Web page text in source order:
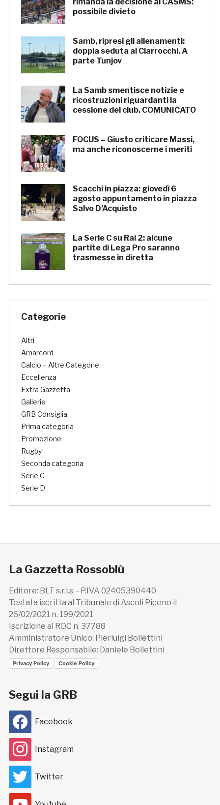
rimanda la decisione al CASMS:
possibile divieto
Samb, ripresi gli allenamenti:
doppia seduta al Ciarrocchi. A
parte Tunjov
La Samb smentisce notizie e
ricostruzioni riguardanti la
cessione del club. COMUNICATO
FOCUS – Giusto criticare Massi,
ma anche riconoscerne i meriti
Scacchi in piazza: giovedì 6
agosto appuntamento in piazza
Salvo D’Acquisto
La Serie C su Rai 2: alcune
partite di Lega Pro saranno
trasmesse in diretta
Categorie
Altri
Amarcord
Calcio – Altre Categorie
Eccellenza
Extra Gazzetta
Gallerie
GRB Consiglia
Prima categoria
Promozione
Rugby
Seconda categoria
Serie C
Serie D
La Gazzetta Rossoblù
Editore: BLT s.r.l.s. - P.IVA 02405390440
Testata iscritta al Tribunale di Ascoli Piceno il
26/02/2021 n. 199/2021
Iscrizione al ROC n. 37788
Amministratore Unico: Pierluigi Bollettini
Direttore Responsabile: Daniele Bollettini
Privacy Policy Cookie Policy
Segui la GRB
Facebook
Instagram
Twitter